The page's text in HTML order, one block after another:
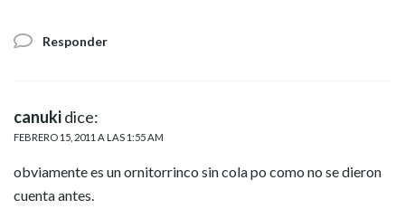
Responder
canukidice:
FEBRERO 15, 2011 A LAS 1:55 AM
obviamente es un ornitorrinco sin cola po como no se dieron
cuenta antes.